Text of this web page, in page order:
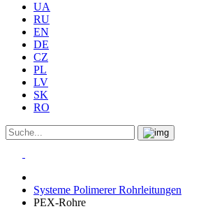
UA
RU
EN
DE
CZ
PL
LV
SK
RO
Systeme Polimerer Rohrleitungen
PEX-Rohre